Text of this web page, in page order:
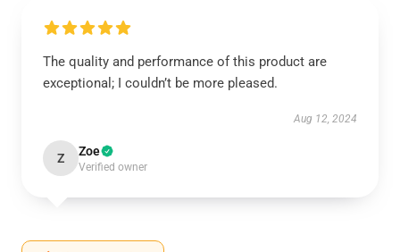
The quality and performance of this product are
exceptional; I couldn’t be more pleased.
Aug 12, 2024
Z Zoe
Verified owner